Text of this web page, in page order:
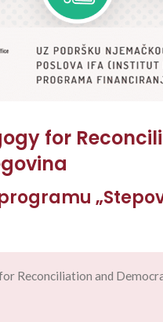
for
Reconciliation and